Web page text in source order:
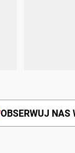
OBSERWUJ NAS